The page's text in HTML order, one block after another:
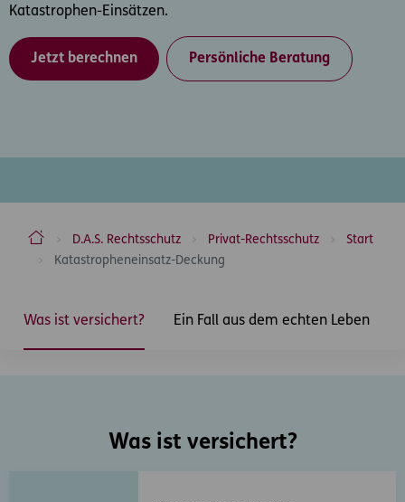
Katastrophen-Einsätzen.
Jetzt berechnen Persönliche Beratung
ERGO Versicherung Aktiengesellschaft
D.A.S. Rechtsschutz Privat-Rechtsschutz
Start
Katastropheneinsatz-Deckung
Was ist versichert?
Ein Fall aus dem echten Leben
Was ist versichert?